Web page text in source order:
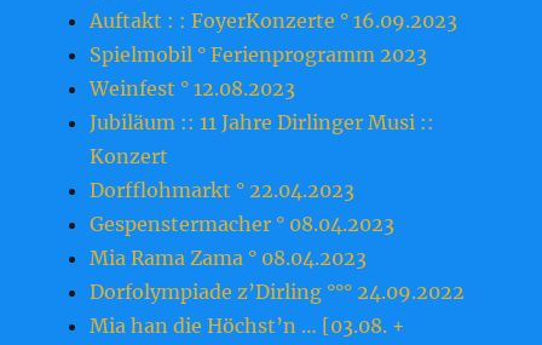
Auftakt : : FoyerKonzerte ° 16.09.2023
Spielmobil ° Ferienprogramm 2023
Weinfest ° 12.08.2023
Jubiläum :: 11 Jahre Dirlinger Musi ::
Konzert
Dorfflohmarkt ° 22.04.2023
Gespenstermacher ° 08.04.2023
Mia Rama Zama ° 08.04.2023
Dorfolympiade z’Dirling °°° 24.09.2022
Mia han die Höchst’n … [03.08. +